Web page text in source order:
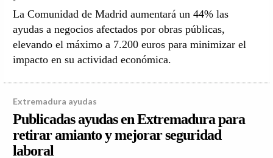
La Comunidad de Madrid aumentará un 44% las
ayudas a negocios afectados por obras públicas,
elevando el máximo a 7.200 euros para minimizar el
impacto en su actividad económica.
Extremadura ayudas
Publicadas ayudas en Extremadura para
retirar amianto y mejorar seguridad
laboral